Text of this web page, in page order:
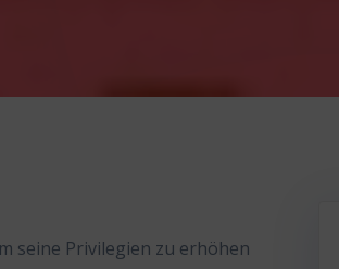
seine Privilegien zu erhöhen